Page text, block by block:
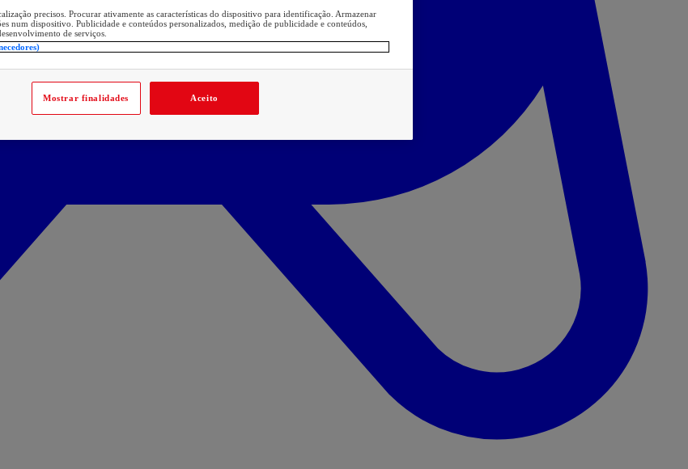
precisos. Procurar ativamente as características do dispositivo para identificação. Armazenar
num dispositivo. Publicidade e conteúdos personalizados, medição de publicidade e conteúdos,
de serviços.
Mostrar finalidades Aceito